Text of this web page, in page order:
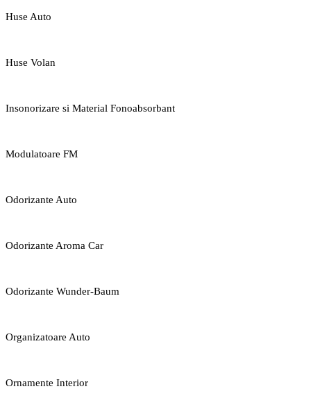
Huse Auto
Huse Volan
Insonorizare si Material Fonoabsorbant
Modulatoare FM
Odorizante Auto
Odorizante Aroma Car
Odorizante Wunder-Baum
Organizatoare Auto
Ornamente Interior